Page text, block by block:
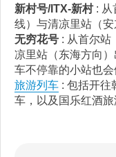
新村号/ITX-新村: 从
线）与清凉里站（安
无穷花号 : 从首尔站
凉里站（东海方向
车不停靠的小站也会
旅游列车 : 包括开往
车，以及国乐红酒旅